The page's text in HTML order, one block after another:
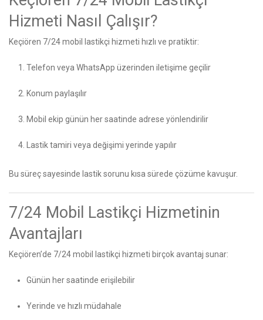
Hizmeti Nasıl Çalışır?
Keçiören 7/24 mobil lastikçi hizmeti hızlı ve pratiktir:
Telefon veya WhatsApp üzerinden iletişime geçilir
Konum paylaşılır
Mobil ekip günün her saatinde adrese yönlendirilir
Lastik tamiri veya değişimi yerinde yapılır
Bu süreç sayesinde lastik sorunu kısa sürede çözüme kavuşur.
7/24 Mobil Lastikçi Hizmetinin
Avantajları
Keçiören’de 7/24 mobil lastikçi hizmeti birçok avantaj sunar:
Günün her saatinde erişilebilir
Yerinde ve hızlı müdahale